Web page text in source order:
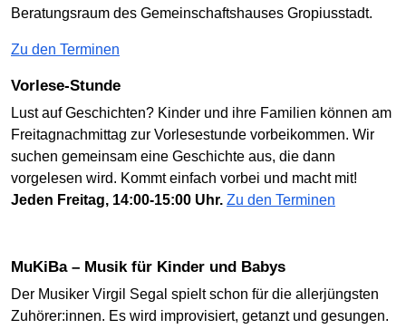
Beratungsraum des Gemeinschaftshauses Gropiusstadt.
Zu den Terminen
Vorlese-Stunde
Lust auf Geschichten? Kinder und ihre Familien können am
Freitagnachmittag zur Vorlesestunde vorbeikommen. Wir
suchen gemeinsam eine Geschichte aus, die dann
vorgelesen wird. Kommt einfach vorbei und macht mit!
Jeden Freitag, 14:00-15:00 Uhr. Zu den Terminen
MuKiBa – Musik für Kinder und Babys
Der Musiker Virgil Segal spielt schon für die allerjüngsten
Zuhörer:innen. Es wird improvisiert, getanzt und gesungen.